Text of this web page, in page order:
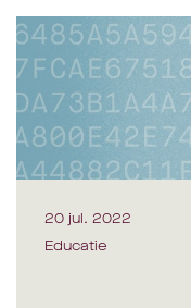
20 jul. 2022
Educatie